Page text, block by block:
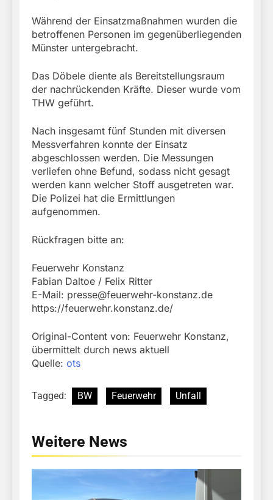
Während der Einsatzmaßnahmen wurden die
betroffenen Personen im gegenüberliegenden
Münster untergebracht.
Das Döbele diente als Bereitstellungsraum
der nachrückenden Kräfte. Dieser wurde vom
THW geführt.
Nach insgesamt fünf Stunden mit diversen
Messverfahren konnte der Einsatz
abgeschlossen werden. Die Messungen
verliefen ohne Befund, sodass nicht gesagt
werden kann welcher Stoff ausgetreten war.
Die Polizei hat die Ermittlungen
aufgenommen.
Rückfragen bitte an:
Feuerwehr Konstanz
Fabian Daltoe / Felix Ritter
E-Mail: presse@feuerwehr-konstanz.de
https://feuerwehr.konstanz.de/
Original-Content von: Feuerwehr Konstanz,
übermittelt durch news aktuell
Quelle: ots
Tagged: BW Feuerwehr Unfall
Weitere News